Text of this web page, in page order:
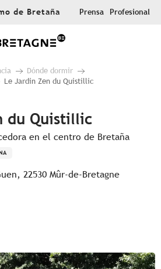
de Bretaña Prensa Profesional
Dónde dormir
Le Jardin Zen du Quistillic
du Quistillic
en el centro de Bretaña
22530 Mûr-de-Bretagne
favoris